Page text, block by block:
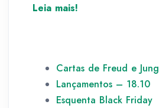
Leia mais!
Cartas de Freud e Jung
Lançamentos – 18.10
Esquenta Black Friday